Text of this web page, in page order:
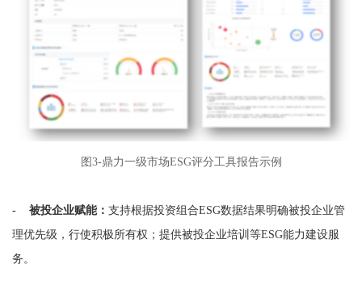
图3-鼎力一级市场ESG评分工具报告示例
- 被投企业赋能： 支持根据投资组合ESG数据结果明确被投企业管
理优先级，行使积极所有权；提供被投企业培训等ESG能力建设服
务。